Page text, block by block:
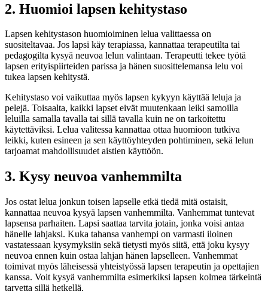
2. Huomioi lapsen kehitystaso
Lapsen kehitystason huomioiminen lelua valittaessa on
suositeltavaa. Jos lapsi käy terapiassa, kannattaa terapeutilta tai
pedagogilta kysyä neuvoa lelun valintaan. Terapeutti tekee työtä
lapsen erityispiirteiden parissa ja hänen suosittelemansa lelu voi
tukea lapsen kehitystä.
Kehitystaso voi vaikuttaa myös lapsen kykyyn käyttää leluja ja
pelejä. Toisaalta, kaikki lapset eivät muutenkaan leiki samoilla
leluilla samalla tavalla tai sillä tavalla kuin ne on tarkoitettu
käytettäviksi. Lelua valitessa kannattaa ottaa huomioon tutkiva
leikki, kuten esineen ja sen käyttöyhteyden pohtiminen, sekä lelun
tarjoamat mahdollisuudet aistien käyttöön.
3. Kysy neuvoa vanhemmilta
Jos ostat lelua jonkun toisen lapselle etkä tiedä mitä ostaisit,
kannattaa neuvoa kysyä lapsen vanhemmilta. Vanhemmat tuntevat
lapsensa parhaiten. Lapsi saattaa tarvita jotain, jonka voisi antaa
hänelle lahjaksi. Kuka tahansa vanhempi on varmasti iloinen
vastatessaan kysymyksiin sekä tietysti myös siitä, että joku kysyy
neuvoa ennen kuin ostaa lahjan hänen lapselleen. Vanhemmat
toimivat myös läheisessä yhteistyössä lapsen terapeutin ja opettajien
kanssa. Voit kysyä vanhemmilta esimerkiksi lapsen kolmea tärkeintä
tarvetta sillä hetkellä.